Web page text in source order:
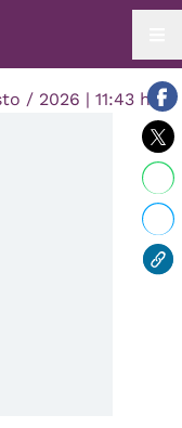
/ 2026 | 11:43 hrs.